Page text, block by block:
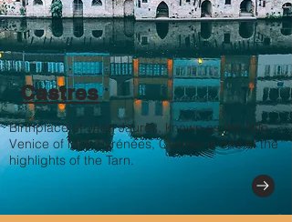
Castres
Birthplace of Jean Jaurès, known as the little
Venice of Midi-Pyrénées, Castres is one of the
highlights of the Tarn.